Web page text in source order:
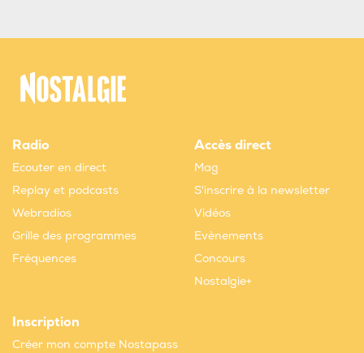
Radio
Ecouter en direct
Replay et podcasts
Webradios
Grille des programmes
Fréquences
Accès direct
Mag
S'inscrire à la newsletter
Vidéos
Evènements
Concours
Nostalgie+
Inscription
Créer mon compte Nostapass